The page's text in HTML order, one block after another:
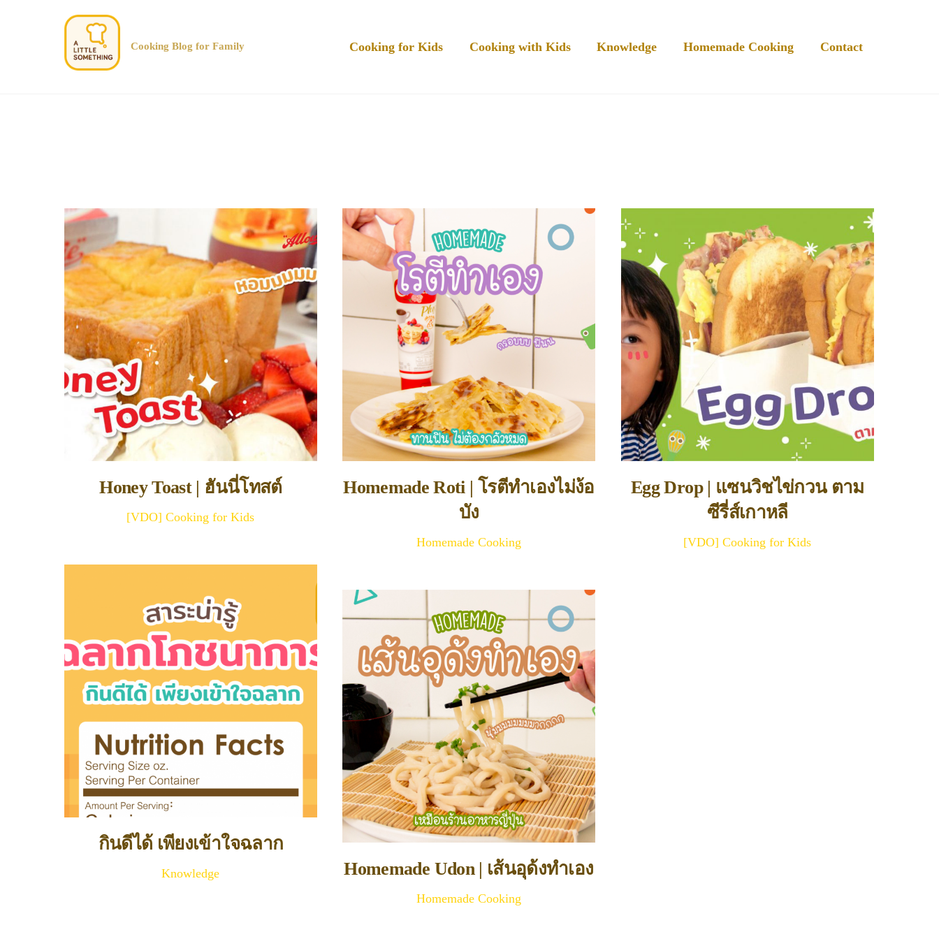
Cooking Blog for Family Cooking for Kids Cooking with Kids Knowledge Homemade Cooking Contact
Honey Toast | ฮันนี่โทสต์
[VDO] Cooking for Kids
Homemade Roti | โรตีทำเองไม่ง้อ
บัง
Homemade Cooking
Egg Drop | แซนวิชไข่กวน ตาม
ซีรี่ส์เกาหลี
[VDO] Cooking for Kids
กินดีได้ เพียงเข้าใจฉลาก
Knowledge Homemade Udon | เส้นอุด้งทำเอง
Homemade Cooking